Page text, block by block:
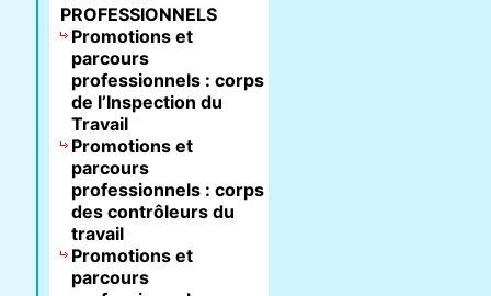
PROFESSIONNELS
Promotions et
parcours
professionnels : corps
de l’Inspection du
Travail
Promotions et
parcours
professionnels : corps
des contrôleurs du
travail
Promotions et
parcours